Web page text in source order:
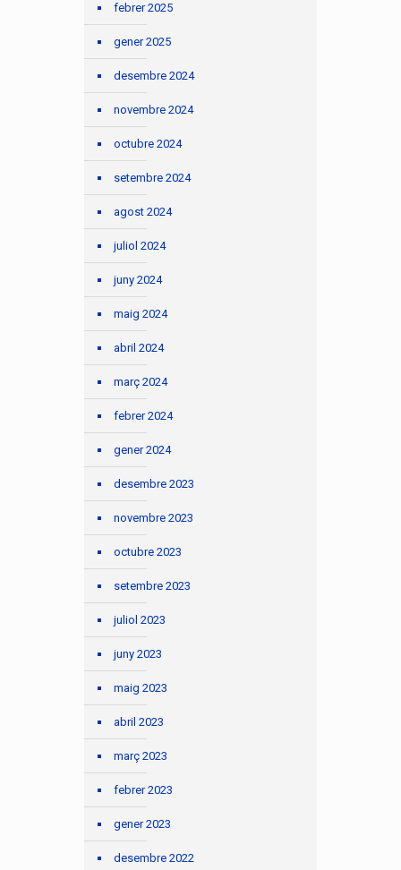
febrer 2025
gener 2025
desembre 2024
novembre 2024
octubre 2024
setembre 2024
agost 2024
juliol 2024
juny 2024
maig 2024
abril 2024
març 2024
febrer 2024
gener 2024
desembre 2023
novembre 2023
octubre 2023
setembre 2023
juliol 2023
juny 2023
maig 2023
abril 2023
març 2023
febrer 2023
gener 2023
desembre 2022